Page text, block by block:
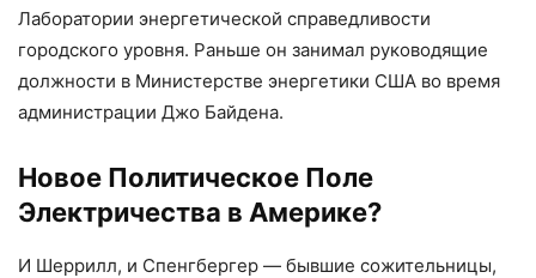
Лаборатории энергетической справедливости
городского уровня. Раньше он занимал руководящие
должности в Министерстве энергетики США во время
администрации Джо Байдена.
Новое Политическое Поле
Электричества в Америке?
И Шеррилл, и Спенгбергер — бывшие сожительницы,